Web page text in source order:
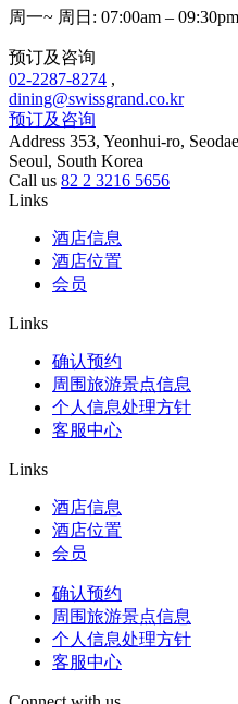
周一~ 周日: 07:00am – 09:30pm
预订及咨询
02-2287-8274 ,
dining@swissgrand.co.kr
预订及咨询
Address 353, Yeonhui-ro,
Seoul, South Korea
Call us 82 2 3216 5656
Links
酒店信息
酒店位置
会员
Links
确认预约
周围旅游景点信息
个人信息处理方针
客服中心
Links
酒店信息
酒店位置
会员
确认预约
周围旅游景点信息
个人信息处理方针
客服中心